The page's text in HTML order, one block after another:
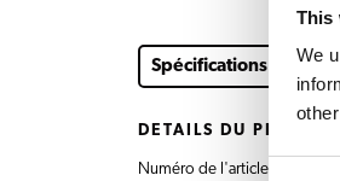
This
We
Consent
Spécifications
DÉTAILS DU PRODUIT
Numéro de l'article